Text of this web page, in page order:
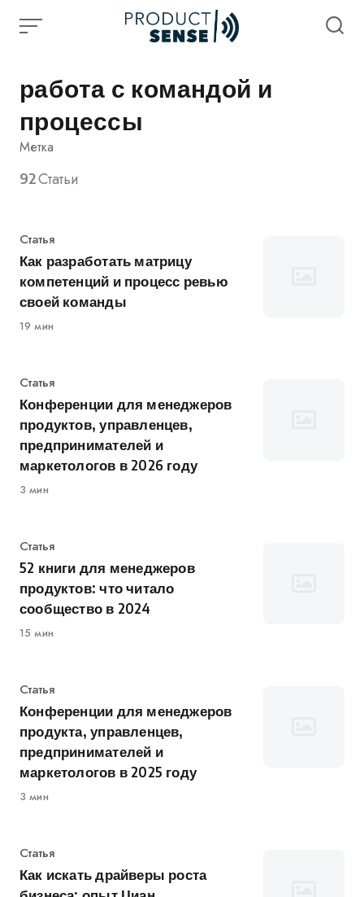
работа с командой и
процессы
Метка
92Статьи
Категория
Статья
Как разработать матрицу
компетенций и процесс ревью
своей команды
19 мин
Категория
Статья
Конференции для менеджеров
продуктов, управленцев,
предпринимателей и
маркетологов в 2026 году
3 мин
Категория
Статья
52 книги для менеджеров
продуктов: что читало
сообщество в 2024
15 мин
Категория
Статья
Конференции для менеджеров
продукта, управленцев,
предпринимателей и
маркетологов в 2025 году
3 мин
Категория
Статья
Как искать драйверы роста